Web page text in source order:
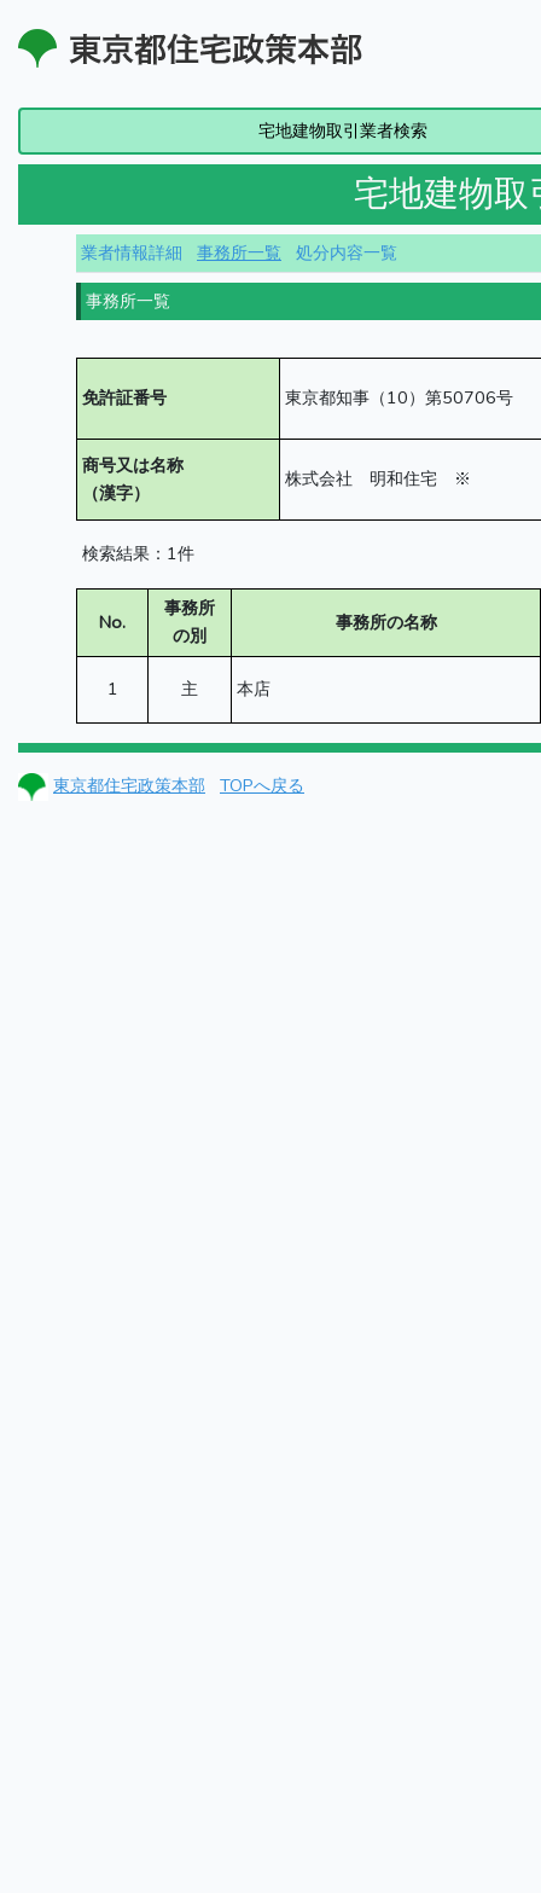
宅地建物取引業者検索
宅地建物
業者情報詳細 事務所一覧
処分内容一覧
事務所一覧
免許証番号 東京都知事（10）第50706号
商号又は名称
（漢字）
株式会社 明和住宅 ※
検索結果：1件
No.
事務所
の別
事務所の名称
1 主 本店
東京都住宅政策本部 TOPへ戻る